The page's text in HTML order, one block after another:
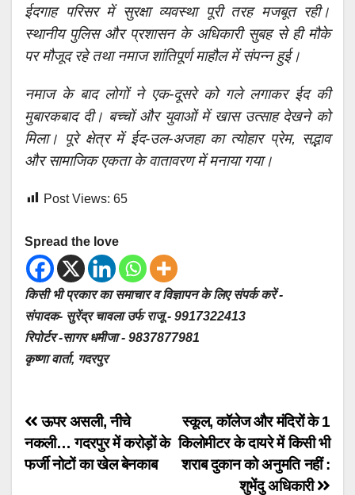
ईदगाह परिसर में सुरक्षा व्यवस्था पूरी तरह मजबूत रही।
स्थानीय पुलिस और प्रशासन के अधिकारी सुबह से ही मौके
पर मौजूद रहे तथा नमाज शांतिपूर्ण माहौल में संपन्न हुई।
नमाज के बाद लोगों ने एक-दूसरे को गले लगाकर ईद की
मुबारकबाद दी। बच्चों और युवाओं में खास उत्साह देखने को
मिला। पूरे क्षेत्र में ईद-उल-अजहा का त्योहार प्रेम, सद्भाव
और सामाजिक एकता के वातावरण में मनाया गया।
Post Views: 65
Spread the love
किसी भी प्रकार का समाचार व विज्ञापन के लिए संपर्क करें -
संपादक- सुरेंद्र चावला उर्फ राजू - 9917322413
रिपोर्टर -सागर धमीजा - 9837877981
कृष्णा वार्ता, गदरपुर
Post
navigation
स्कूल, कॉलेज और मंदिरों के 1
किलोमीटर के दायरे में किसी भी
शराब दुकान को अनुमति नहीं :
शुभेंदु अधिकारी
ऊपर असली, नीचे
नकली… गदरपुर में करोड़ों के
फर्जी नोटों का खेल बेनकाब